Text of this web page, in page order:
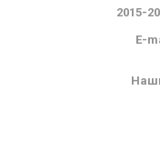
2015-
E-